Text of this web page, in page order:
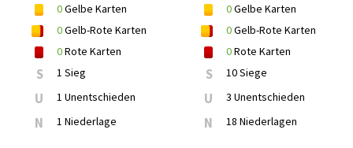
0Gelbe Karten
0Gelb-Rote Karten
0Rote Karten
S 1 Sieg
U 1 Unentschieden
N 1 Niederlage
0Gelbe Karten
0Gelb-Rote Karten
0Rote Karten
S 10 Siege
U 3 Unentschieden
N 18 Niederlagen